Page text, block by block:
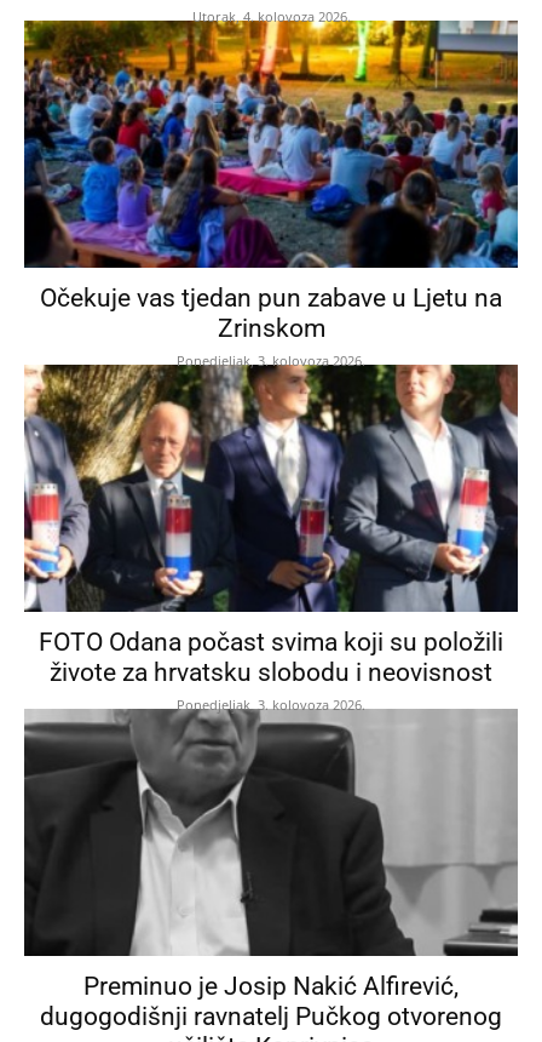
Utorak, 4. kolovoza 2026.
Očekuje vas tjedan pun zabave u Ljetu na
Zrinskom
Ponedjeljak, 3. kolovoza 2026.
FOTO Odana počast svima koji su položili
živote za hrvatsku slobodu i neovisnost
Ponedjeljak, 3. kolovoza 2026.
Preminuo je Josip Nakić Alfirević,
dugogodišnji ravnatelj Pučkog otvorenog